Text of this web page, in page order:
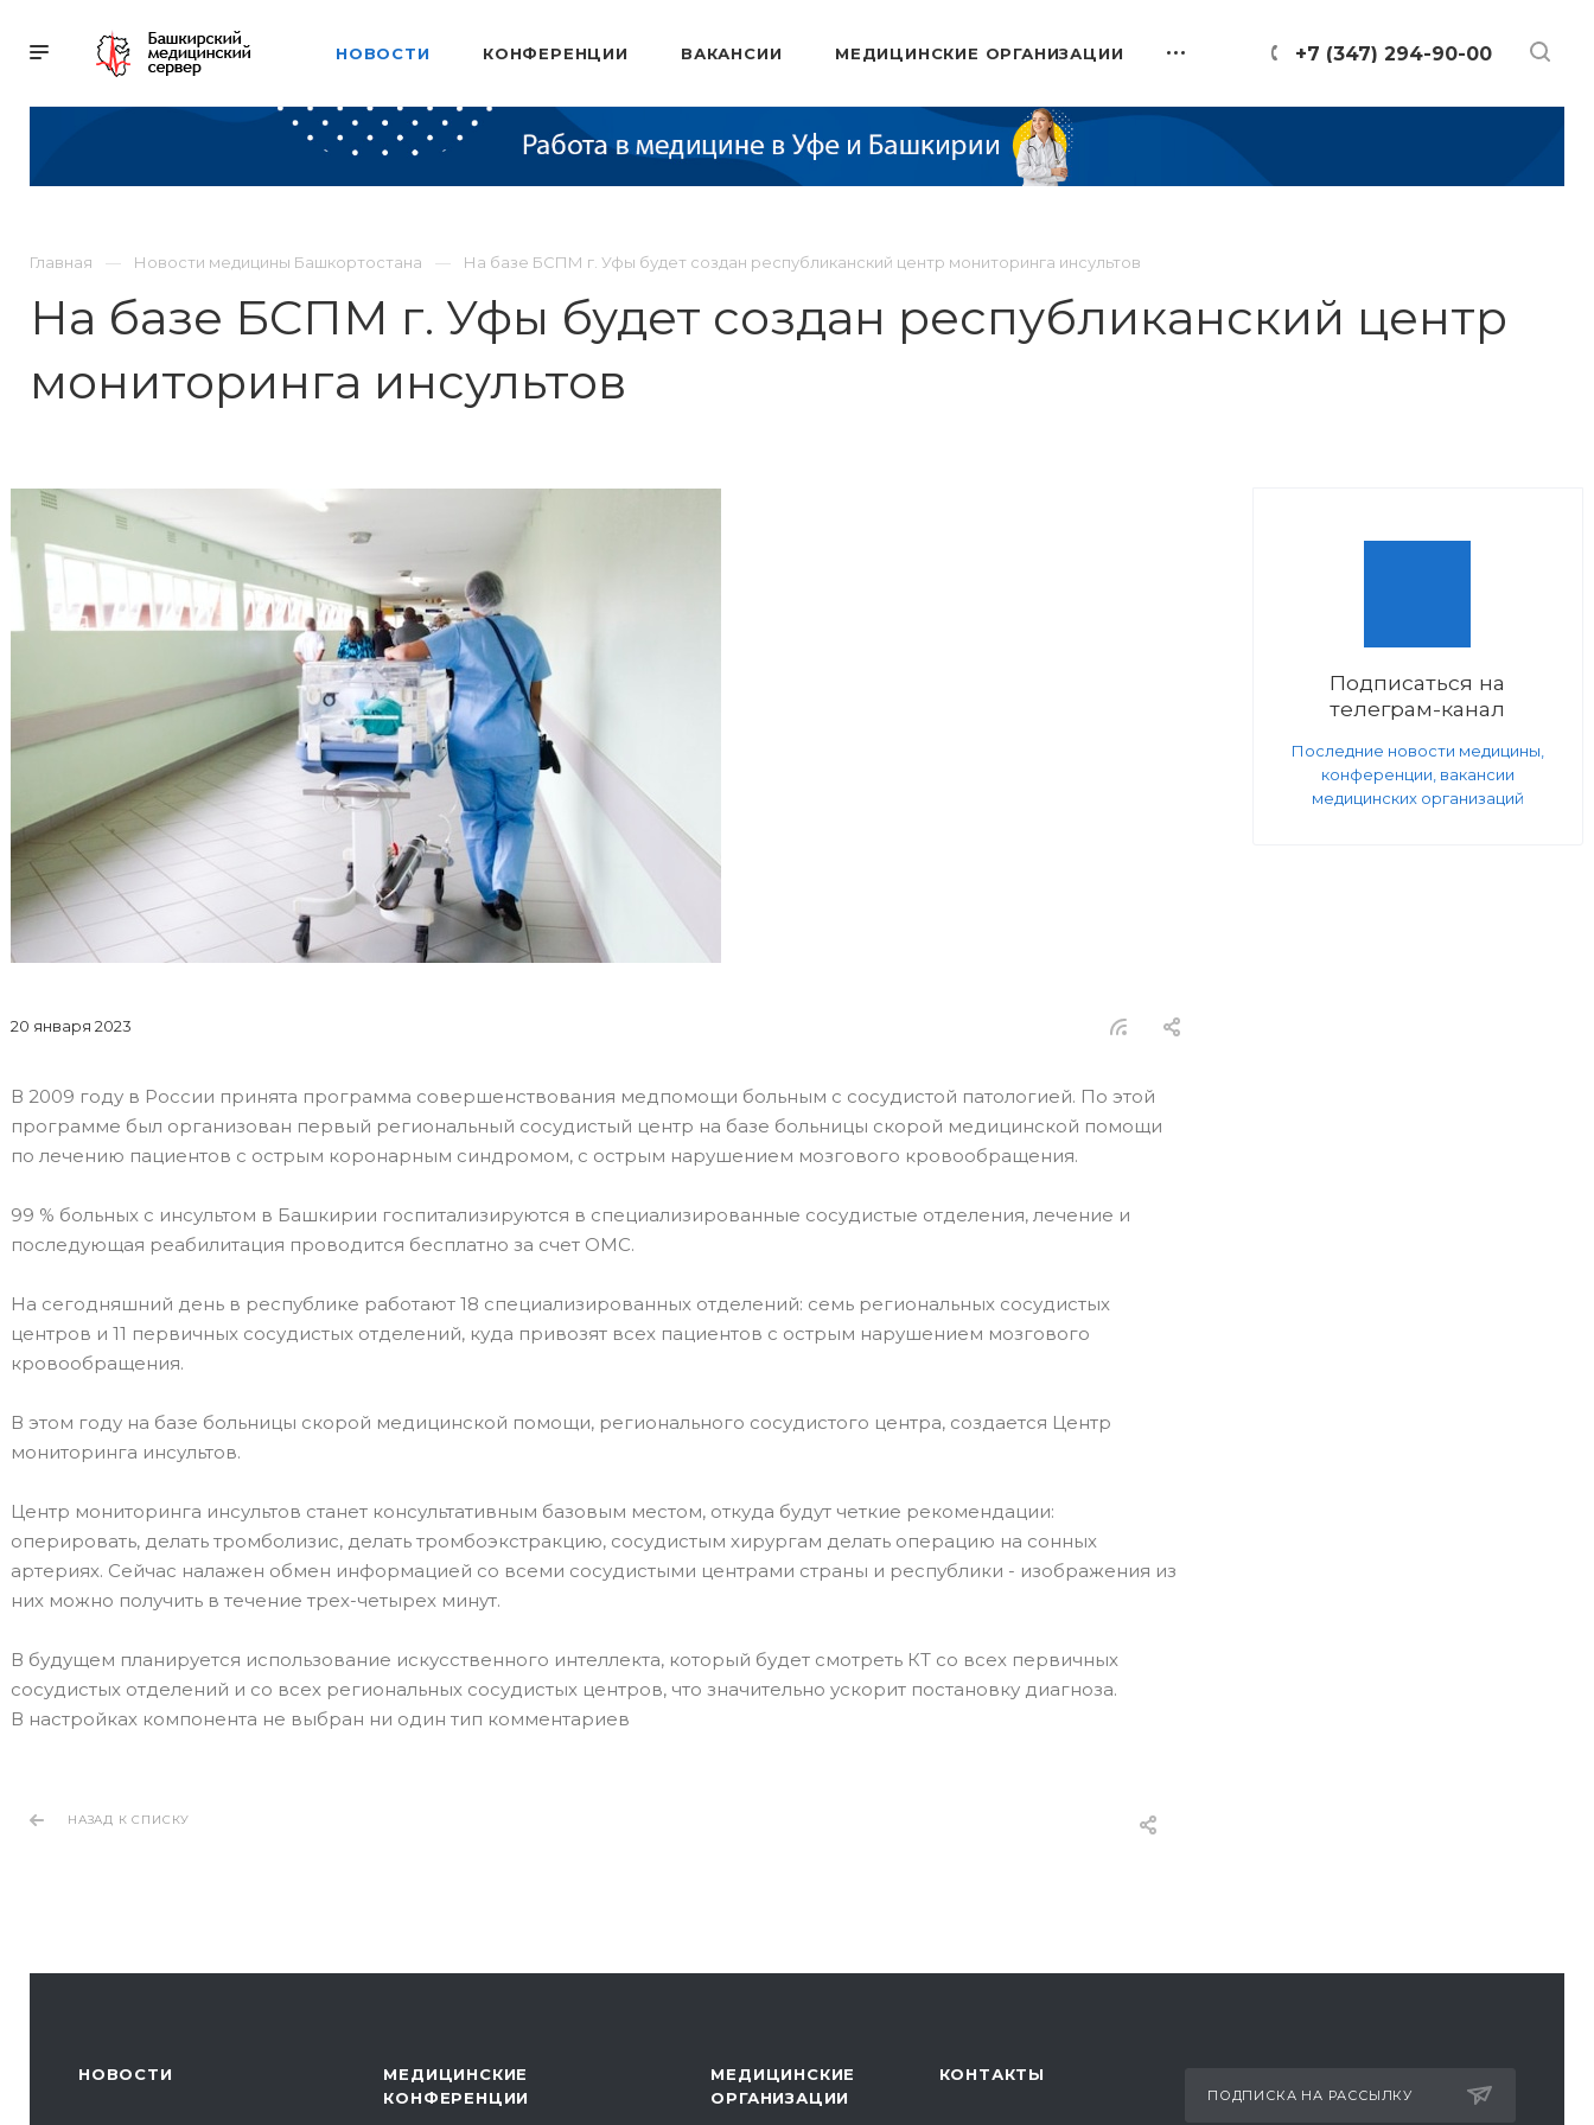
+7 (347) 294-90-00
НОВОСТИ КОНФЕРЕНЦИИ ВАКАНСИИ МЕДИЦИНСКИЕ ОРГАНИЗАЦИИ
Главная Новости медицины Башкортостана На базе БСПМ г. Уфы будет создан республиканский центр мониторинга инсультов
На базе БСПМ г. Уфы будет создан республиканский центр
мониторинга инсультов
20 января 2023
В 2009 году в России принята программа совершенствования медпомощи больным с сосудистой патологией. По этой
программе был организован первый региональный сосудистый центр на базе больницы скорой медицинской помощи
по лечению пациентов с острым коронарным синдромом, с острым нарушением мозгового кровообращения.
99 % больных с инсультом в Башкирии госпитализируются в специализированные сосудистые отделения, лечение и
последующая реабилитация проводится бесплатно за счет ОМС.
На сегодняшний день в республике работают 18 специализированных отделений: семь региональных сосудистых
центров и 11 первичных сосудистых отделений, куда привозят всех пациентов с острым нарушением мозгового
кровообращения.
В этом году на базе больницы скорой медицинской помощи, регионального сосудистого центра, создается Центр
мониторинга инсультов.
Центр мониторинга инсультов станет консультативным базовым местом, откуда будут четкие рекомендации:
оперировать, делать тромболизис, делать тромбоэкстракцию, сосудистым хирургам делать операцию на сонных
артериях. Сейчас налажен обмен информацией со всеми сосудистыми центрами страны и республики - изображения из
них можно получить в течение трех-четырех минут.
В будущем планируется использование искусственного интеллекта, который будет смотреть КТ со всех первичных
сосудистых отделений и со всех региональных сосудистых центров, что значительно ускорит постановку диагноза.
Подписаться на
телеграм-канал
Последние новости медицины,
конференции, вакансии
медицинских организаций
В настройках компонента не выбран ни один тип комментариев
НАЗАД К СПИСКУ
НОВОСТИ
МЕДИЦИНСКИЕ
КОНФЕРЕНЦИИ
МЕДИЦИНСКИЕ
ОРГАНИЗАЦИИ
КОНТАКТЫ
ПОДПИСКА НА РАССЫЛКУ